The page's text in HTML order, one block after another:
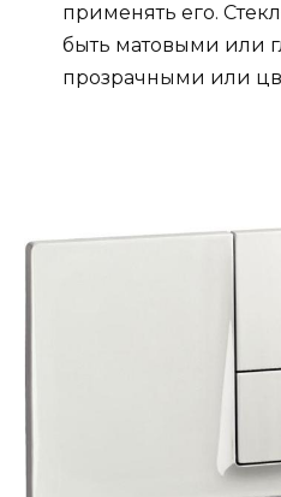
применять его.
быть матовыми или
прозрачными или